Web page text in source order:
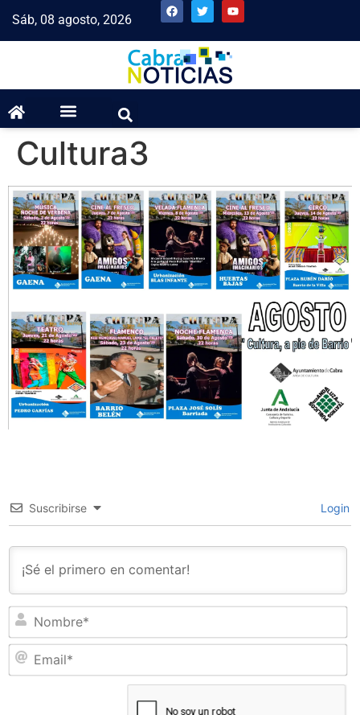
Sáb, 08 agosto, 2026
Cultura3
Suscribirse Login